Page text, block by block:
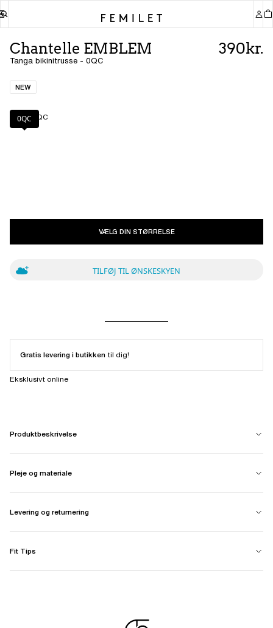
Chantelle EMBLEM
Tanga bikinitrusse - 0QC
390kr.
NEW
Farve: 0QC
0QC
VÆLG DIN STØRRELSE
TILFØJ TIL ØNSKESKYEN
Gratis levering i butikken til dig!
Eksklusivt online
Produktbeskrivelse
Pleje og materiale
Levering og returnering
Fit Tips